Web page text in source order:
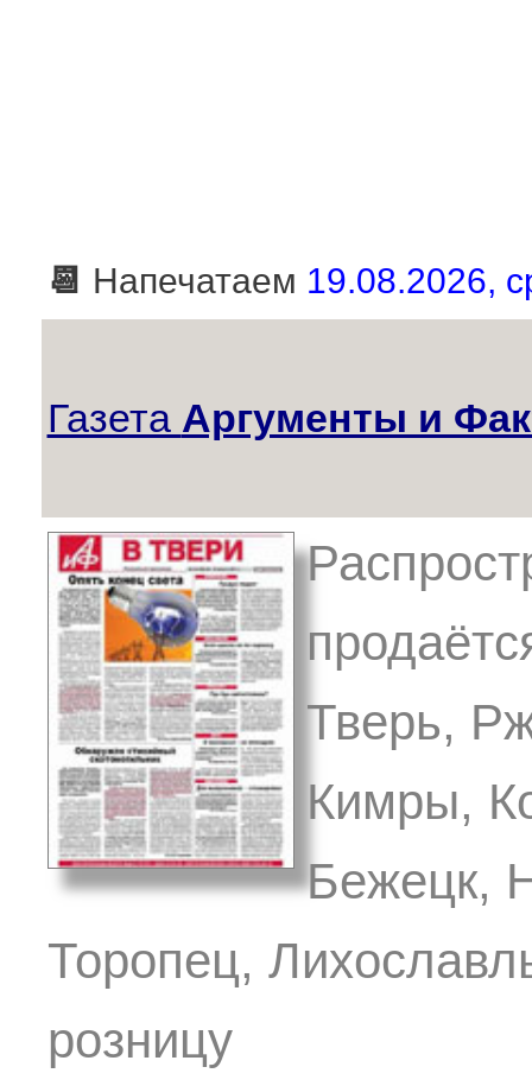
📆 Напечатаем 19.08.2026,
Газета Аргументы и
Тверь,
Кимры,
Бежецк,
Торопец,
розницу